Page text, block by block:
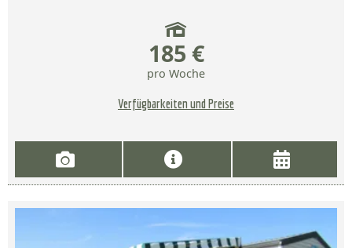
185 €
pro Woche
Verfügbarkeiten und Preise